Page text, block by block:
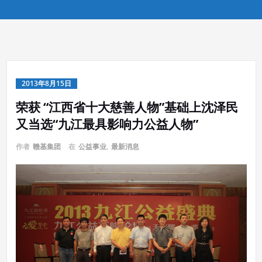
2013年8月15日
荣获 “江西省十大慈善人物”基础上沈泽民
又当选“九江最具影响力公益人物”
作者 赣基集团 在 公益事业, 最新消息